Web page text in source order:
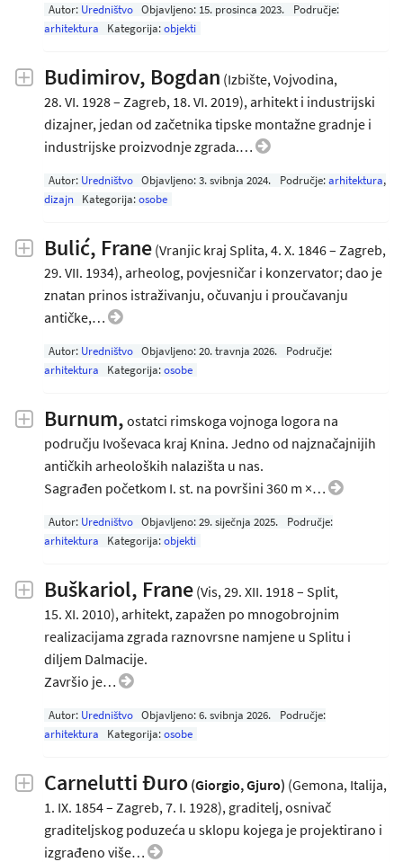
Autor: Uredništvo Objavljeno: 15. prosinca 2023.
Područje:
arhitektura
Kategorija:objekti
Budimirov, Bogdan (Izbište, Vojvodina,
28. VI. 1928 – Zagreb, 18. VI. 2019), arhitekt i industrijski
dizajner, jedan od začetnika tipske montažne gradnje i
industrijske proizvodnje zgrada.…
Autor: Uredništvo Objavljeno:3. svibnja 2024. Područje: arhitektura,
dizajn
Kategorija:osobe
Bulić, Frane (Vranjic kraj Splita, 4. X. 1846 – Zagreb,
29. VII. 1934), arheolog, povjesničar i konzervator; dao je
znatan prinos istraživanju, očuvanju i proučavanju
antičke,…
Autor: Uredništvo Objavljeno:20. travnja 2026.
Područje:
arhitektura
Kategorija:osobe
Burnum, ostatci rimskoga vojnoga logora na
području Ivoševaca kraj Knina. Jedno od najznačajnijih
antičkih arheoloških nalazišta u nas.
Sagrađen početkom I. st. na površini 360 m ×…
Autor: Uredništvo Objavljeno:29. siječnja 2025.
Područje:
arhitektura
Kategorija:objekti
Buškariol, Frane (Vis, 29. XII. 1918 – Split,
15. XI. 2010), arhitekt, zapažen po mnogobrojnim
realizacijama zgrada raznovrsne namjene u Splitu i
diljem Dalmacije.
Završio je…
Autor: Uredništvo Objavljeno:6. svibnja 2026.
Područje:
arhitektura
Kategorija:osobe
Carnelutti Đuro (Giorgio, Gjuro) (Gemona, Italija,
1. IX. 1854 – Zagreb, 7. I. 1928), graditelj, osnivač
graditeljskog poduzeća u sklopu kojega je projektirano i
izgrađeno više…